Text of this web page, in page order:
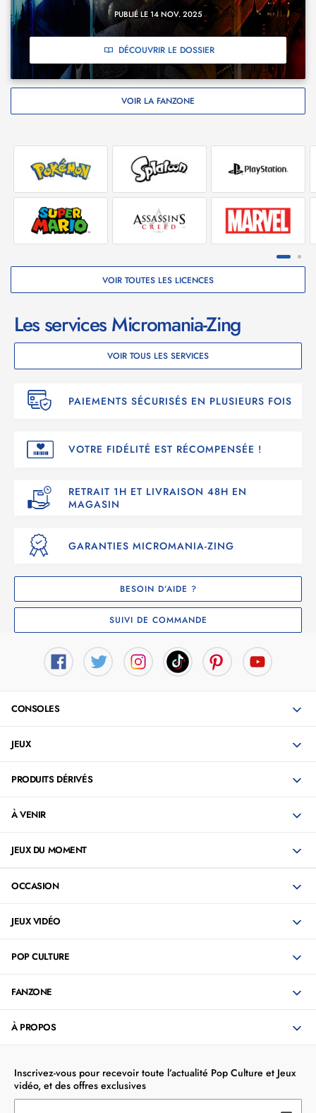
PUBLIÉ LE 14 NOV. 2025
DÉCOUVRIR LE DOSSIER
VOIR LA FANZONE
VOIR TOUTES LES LICENCES
Les services Micromania-Zing
VOIR TOUS LES SERVICES
PAIEMENTS SÉCURISÉS EN PLUSIEURS FOIS
VOTRE FIDÉLITÉ EST RÉCOMPENSÉE !
RETRAIT 1H ET LIVRAISON 48H EN
MAGASIN
GARANTIES MICROMANIA-ZING
BESOIN D’AIDE ?
SUIVI DE COMMANDE
CONSOLES
JEUX
PRODUITS DÉRIVÉS
À VENIR
JEUX DU MOMENT
OCCASION
JEUX VIDÉO
POP CULTURE
FANZONE
À PROPOS
Inscrivez-vous pour recevoir toute l’actualité Pop Culture et Jeux
vidéo, et des offres exclusives